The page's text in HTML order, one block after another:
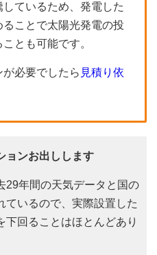
ているため、発電した
ことで太陽光発電の投
とも可能です。
必要でしたら 見積り依
ョンお出しします
29年間の天気データと国の
ているので、実際設置した
下回ることはほとんどあり